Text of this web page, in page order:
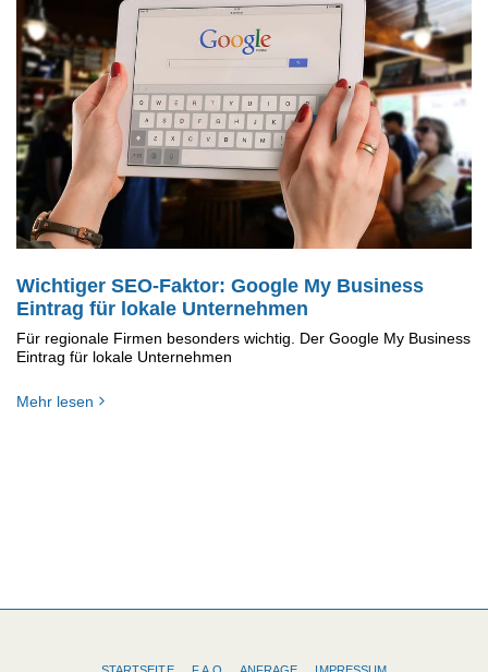
Wichtiger SEO-Faktor: Google My Business
Eintrag für lokale Unternehmen
Für regionale Firmen besonders wichtig. Der Google My Business
Eintrag für lokale Unternehmen
Mehr lesen